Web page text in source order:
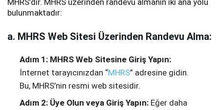
MHRS’dir. MHRS üzerinden randevu almanın iki ana yolu
bulunmaktadır:
a. MHRS Web Sitesi Üzerinden Randevu Alma:
Adım 1: MHRS Web Sitesine Giriş Yapın:
İnternet tarayıcınızdan “MHRS” adresine gidin.
Bu, MHRS’nin resmi web sitesidir.
Adım 2: Üye Olun veya Giriş Yapın: Eğer daha